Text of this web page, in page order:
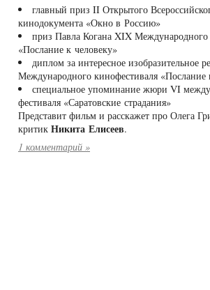
главный приз II Открытого
кинодокумента «Окно в Россию»
приз Павла Когана XIX Международного
«Послание к человеку»
диплом за интересное изобразительное
Международного кинофестиваля «Послание
специальное упоминание жюри VI
фестиваля «Саратовские страдания»
Представит фильм и расскажет про Олега
критик Никита Елисеев.
1 комментарий »